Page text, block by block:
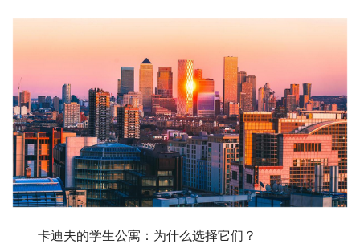
卡迪夫的学生公寓：为什么选择它们？